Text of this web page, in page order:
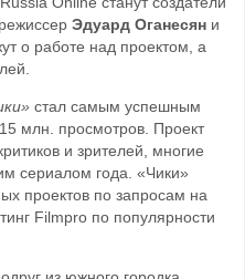
Эдуард Оганесян и
о работе над проектом, а
стал самым успешным
млн. просмотров. Проект
и зрителей, многие
сериалом года. «Чики»
проектов по запросам на
Filmpro по популярности